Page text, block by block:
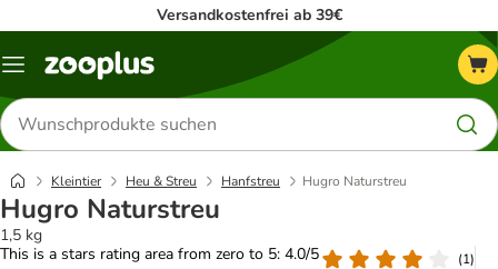
Versandkostenfrei ab 39€
Menü
Produkte
suchen
Kleintier Heu & Streu Hanfstreu Hugro Naturstreu
Hugro Naturstreu
1,5 kg
This is a stars rating area from zero to 5: 4.0/5
(1)